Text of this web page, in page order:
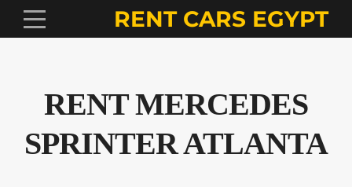
RENT CARS EGYPT
RENT MERCEDES
SPRINTER ATLANTA